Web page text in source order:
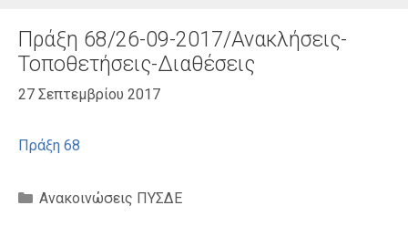
Πράξη 68/26-09-2017/Ανακλήσεις-
Τοποθετήσεις-Διαθέσεις
27 Σεπτεμβρίου 2017
Πράξη 68
Κατηγορίες
Ανακοινώσεις ΠΥΣΔΕ